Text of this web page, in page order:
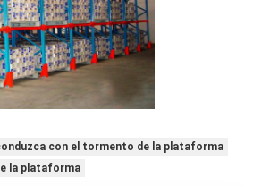
con el tormento de la plataforma
la plataforma